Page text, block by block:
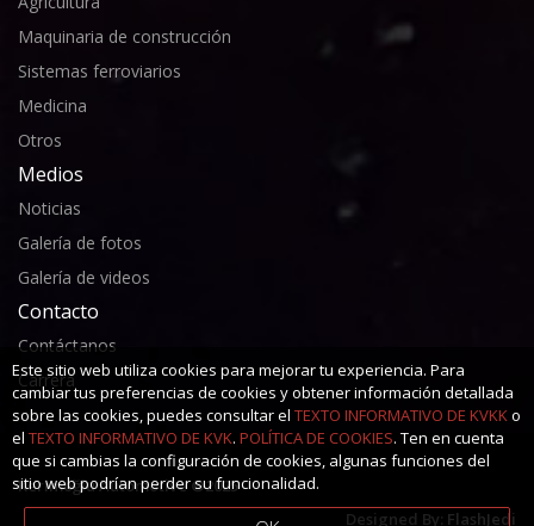
Maquinaria de construcción
Sistemas ferroviarios
Medicina
Otros
Medios
Noticias
Galería de fotos
Galería de videos
Contacto
Contáctanos
Carrera
Kerimoğlu Automotive ©2025
Designed By: FlashJedi
Este sitio web utiliza cookies para mejorar tu experiencia. Para
cambiar tus preferencias de cookies y obtener información detallada
sobre las cookies, puedes consultar el TEXTO INFORMATIVO DE KVKKo
el TEXTO INFORMATIVO DE KVK. POLÍTICA DE COOKIES. Ten en cuenta
que si cambias la configuración de cookies, algunas funciones del
sitio web podrían perder su funcionalidad.